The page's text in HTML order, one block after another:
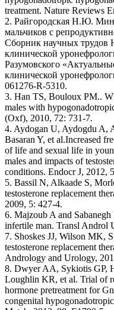
treatment. Nature Reviews
2. Райгородская Н.Ю.
мальчиков с
Сборник научных
клинической
Разумовского
клинической
061276-R-5310.
3. Han TS, Bouloux PM..
males with
(Oxf), 2010, 72: 731-7.
4. Aydogan U, Aydogdu A,
Basaran Y, et al.Increased
of life and sexual life in
males and impacts of
conditions. Endocr J, 2012,
5. Bassil N, Alkaade S,
testosterone replacement
2009, 5: 427-4.
6. Majzoub A and Sabanegh
infertile man. Transl Androl
7. Shoskes JJ, Wilson MK,
testosterone replacement
Andrology and Urology,
8. Dwyer AA, Sykiotis GP,
Loughlin KR, et al. Trial of
hormone pretreatment for
congenital